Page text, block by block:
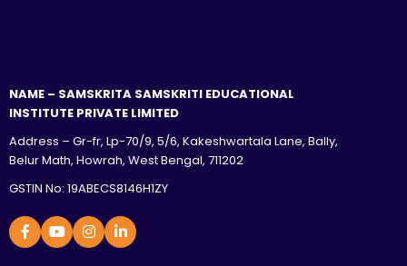
NAME – SAMSKRITA SAMSKRITI EDUCATIONAL
INSTITUTE PRIVATE LIMITED
Address – Gr-fr, Lp-70/9, 5/6, Kakeshwartala Lane, Bally,
Belur Math, Howrah, West Bengal, 711202
GSTIN No: 19ABECS8146H1ZY